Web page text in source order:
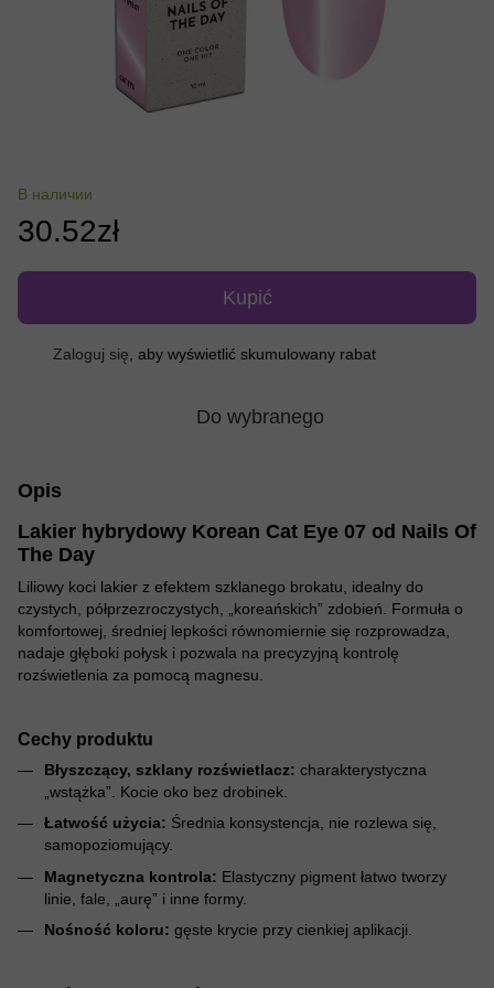
В наличии
30.52zł
Kupić
Zaloguj się , aby wyświetlić skumulowany rabat
Do wybranego
Opis
Lakier hybrydowy Korean Cat Eye 07 od Nails Of
The Day
Liliowy koci lakier z efektem szklanego brokatu, idealny do
czystych, półprzezroczystych, „koreańskich” zdobień. Formuła o
komfortowej, średniej lepkości równomiernie się rozprowadza,
nadaje głęboki połysk i pozwala na precyzyjną kontrolę
rozświetlenia za pomocą magnesu.
Cechy produktu
Błyszczący, szklany rozświetlacz: charakterystyczna
„wstążka”. Kocie oko bez drobinek.
Łatwość użycia: Średnia konsystencja, nie rozlewa się,
samopoziomujący.
Magnetyczna kontrola: Elastyczny pigment łatwo tworzy
linie, fale, „aurę” i inne formy.
Nośność koloru: gęste krycie przy cienkiej aplikacji.